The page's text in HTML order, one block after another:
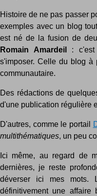
Histoire de ne pas passer
exemples avec un blog
est né de la fusion de
Romain Amardeil
: c'est
s'imposer. Celle du blog à
communautaire.
Des rédactions de
d'une publication régulière
D'autres, comme le portail
multithématiques, un peu
Ici même, au regard de
dernières, je reste
déverser ici mes mots.
définitivement une affaire